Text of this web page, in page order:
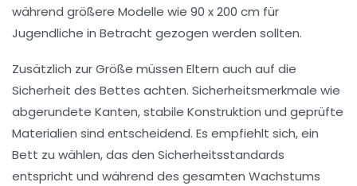
während größere Modelle wie 90 x 200 cm für
Jugendliche in Betracht gezogen werden sollten.
Zusätzlich zur Größe müssen Eltern auch auf die
Sicherheit des Bettes achten. Sicherheitsmerkmale wie
abgerundete Kanten, stabile Konstruktion und geprüfte
Materialien sind entscheidend. Es empfiehlt sich, ein
Bett zu wählen, das den Sicherheitsstandards
entspricht und während des gesamten Wachstums